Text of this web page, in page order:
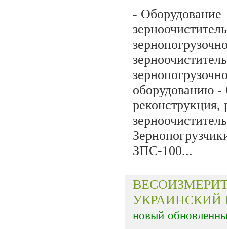
- Оборудование
оборудованию -
реконструкция,
ЗПС-100...
УКРАИНСКИЙ
новый